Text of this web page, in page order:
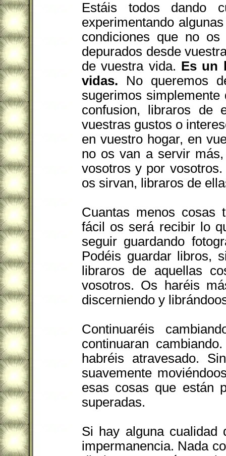
Estáis todos dando
experimentando
condiciones que no
depurados desde
de vuestra vida. Es un
vidas. No queremos
sugerimos
confusion, libraros de
vuestras gustos o
en vuestro hogar, en
no os van a servir
vosotros y por
os sirvan, libraros de
Cuantas menos cosas
fácil os será recibir lo
seguir guardando
Podéis guardar libros,
libraros de aquellas
vosotros. Os haréis
discerniendo y
Continuaréis
continuaran
habréis atravesado.
suavemente
esas cosas que están
superadas.
Si hay alguna cualidad
impermanencia. Nada